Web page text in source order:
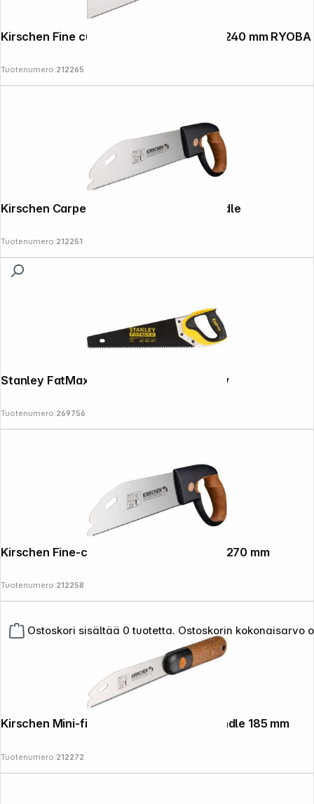
Ostoskori sisältää 0 tuotetta. Ostoskorin kokonaisarvo
Kirschen Fine cut saw with cork handle, 240 mm RYOBA
Tuotenumero:212265
Kirschen Carpenter's saw with cork handle
Tuotenumero:212251
Stanley FatMax Gen2 Appliflon Handsaw
Tuotenumero:269756
Kirschen Fine-cut saw with cork handle, 270 mm
Tuotenumero:212258
Kirschen Mini-fine-cut saw with cork handle 185 mm
Tuotenumero:212272